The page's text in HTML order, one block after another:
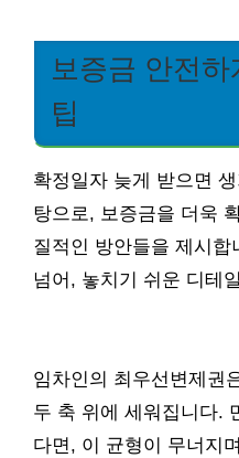
보증금 안전
팁
확정일자 늦게 받으면
탕으로, 보증금을 더욱
질적인 방안들을 제시
넘어, 놓치기 쉬운 디테
임차인의 최우선변제권
두 축 위에 세워집니다.
다면, 이 균형이 무너지